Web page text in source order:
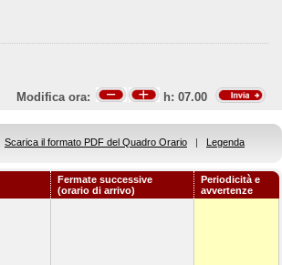
Modifica ora: h: 07.00
Scarica il formato PDF del Quadro Orario | Legenda
Fermate successive
(orario di arrivo)
Periodicità e
avvertenze